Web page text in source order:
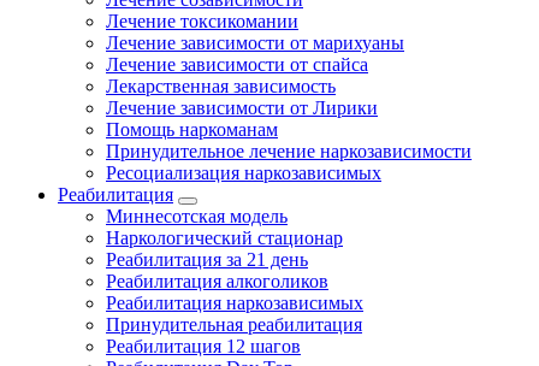
Лечение токсикомании
Лечение зависимости от марихуаны
Лечение зависимости от спайса
Лекарственная зависимость
Лечение зависимости от Лирики
Помощь наркоманам
Принудительное лечение наркозависимости
Ресоциализация наркозависимых
Реабилитация
Миннесотская модель
Наркологический стационар
Реабилитация за 21 день
Реабилитация алкоголиков
Реабилитация наркозависимых
Принудительная реабилитация
Реабилитация 12 шагов